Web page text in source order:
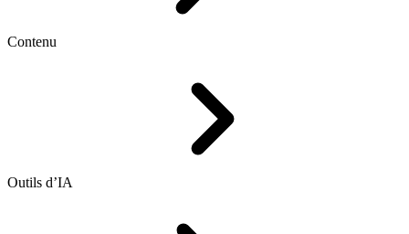
Contenu
Outils d’IA